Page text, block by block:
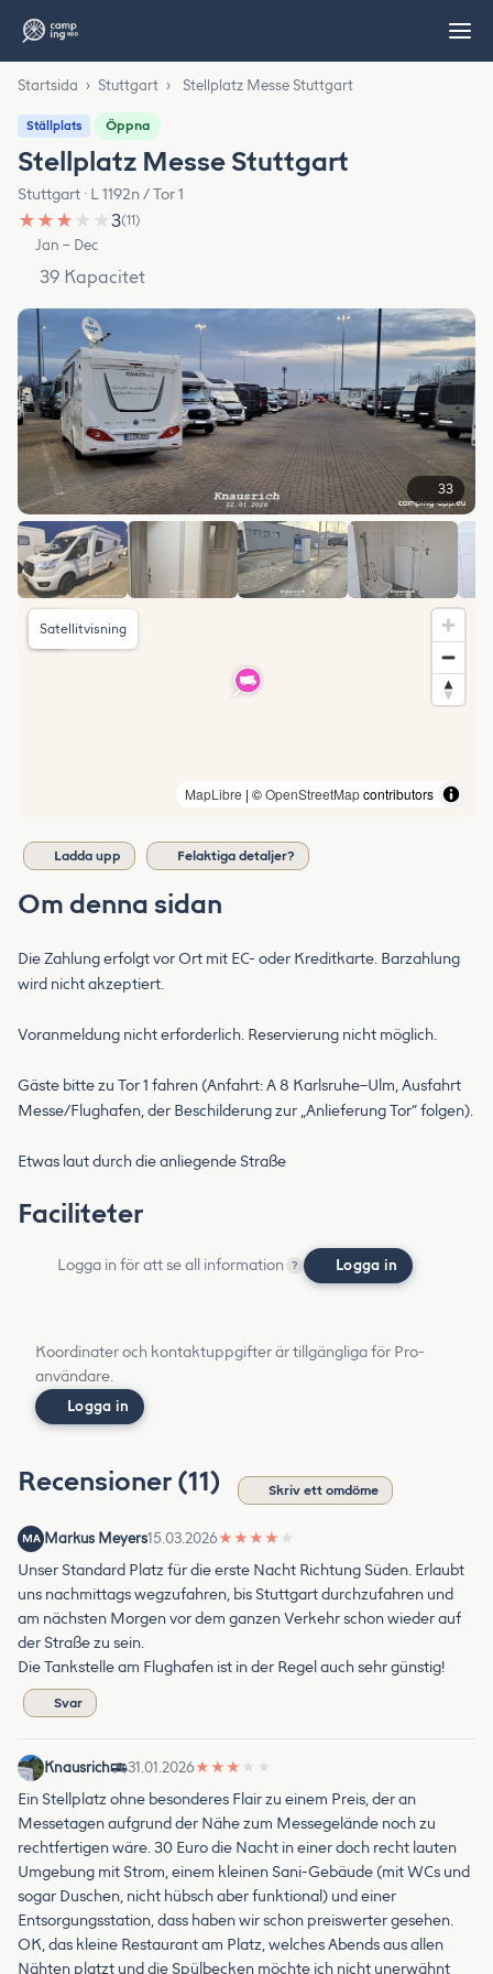
Startsida › Stuttgart › Stellplatz Messe Stuttgart
Ställplats Öppna
Stellplatz Messe Stuttgart
Stuttgart · L 1192n / Tor 1
★ ★ ★ ★ ★3(11)
Jan – Dec
39 Kapacitet
33
MapLibre | ©OpenStreetMapcontributors
Satellitvisning
Ladda upp Felaktiga detaljer?
Om denna sidan
Die Zahlung erfolgt vor Ort mit EC- oder Kreditkarte. Barzahlung
wird nicht akzeptiert.
Voranmeldung nicht erforderlich. Reservierung nicht möglich.
Gäste bitte zu Tor 1 fahren (Anfahrt: A 8 Karlsruhe–Ulm, Ausfahrt
Messe/Flughafen, der Beschilderung zur „Anlieferung Tor“ folgen).
Etwas laut durch die anliegende Straße
Faciliteter
Logga in för att se all information ? Logga in
Koordinater och kontaktuppgifter är tillgängliga för Pro-
användare.
Logga in
Recensioner (11) Skriv ett omdöme
MA Markus Meyers15.03.2026★ ★ ★ ★ ★
Unser Standard Platz für die erste Nacht Richtung Süden. Erlaubt
uns nachmittags wegzufahren, bis Stuttgart durchzufahren und
am nächsten Morgen vor dem ganzen Verkehr schon wieder auf
der Straße zu sein.
Die Tankstelle am Flughafen ist in der Regel auch sehr günstig!
Svar
Knausrich 31.01.2026★ ★ ★ ★ ★
Ein Stellplatz ohne besonderes Flair zu einem Preis, der an
Messetagen aufgrund der Nähe zum Messegelände noch zu
rechtfertigen wäre. 30 Euro die Nacht in einer doch recht lauten
Umgebung mit Strom, einem kleinen Sani-Gebäude (mit WCs und
sogar Duschen, nicht hübsch aber funktional) und einer
Entsorgungsstation, dass haben wir schon preiswerter gesehen.
OK, das kleine Restaurant am Platz, welches Abends aus allen
Nähten platzt und die Spülbecken möchte ich nicht unerwähnt